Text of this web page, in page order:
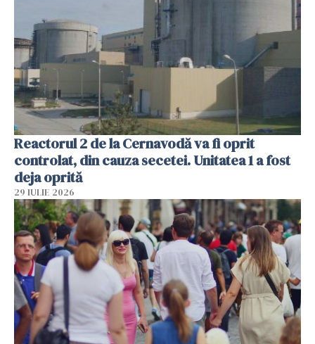
Reactorul 2 de la Cernavodă va fi oprit
controlat, din cauza secetei. Unitatea 1 a fost
deja oprită
29 IULIE 2026